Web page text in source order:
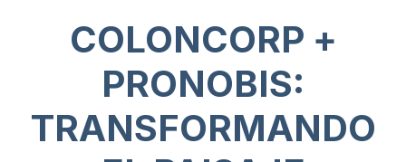
COLONCORP +
PRONOBIS:
TRANSFORMANDO